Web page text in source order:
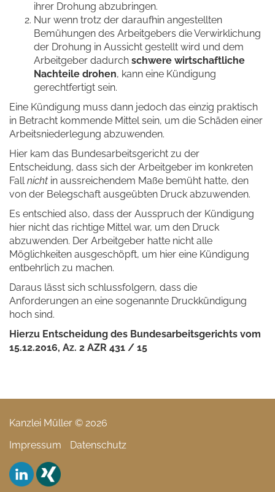
ihrer Drohung abzubringen.
Nur wenn trotz der daraufhin angestellten
Bemühungen des Arbeitgebers die Verwirklichung
der Drohung in Aussicht gestellt wird und dem
Arbeitgeber dadurch schwere wirtschaftliche
Nachteile drohen, kann eine Kündigung
gerechtfertigt sein.
Eine Kündigung muss dann jedoch das einzig praktisch
in Betracht kommende Mittel sein, um die Schäden einer
Arbeitsniederlegung abzuwenden.
Hier kam das Bundesarbeitsgericht zu der
Entscheidung, dass sich der Arbeitgeber im konkreten
Fallnicht in aussreichendem Maße bemüht hatte, den
von der Belegschaft ausgeübten Druck abzuwenden.
Es entschied also, dass der Ausspruch der Kündigung
hier nicht das richtige Mittel war, um den Druck
abzuwenden. Der Arbeitgeber hatte nicht alle
Möglichkeiten ausgeschöpft, um hier eine Kündigung
entbehrlich zu machen.
Daraus lässt sich schlussfolgern, dass die
Anforderungen an eine sogenannte Druckkündigung
hoch sind.
Hierzu Entscheidung des Bundesarbeitsgerichts vom
15.12.2016, Az. 2 AZR 431 / 15
Kanzlei Müller © 2026
Impressum
Datenschutz